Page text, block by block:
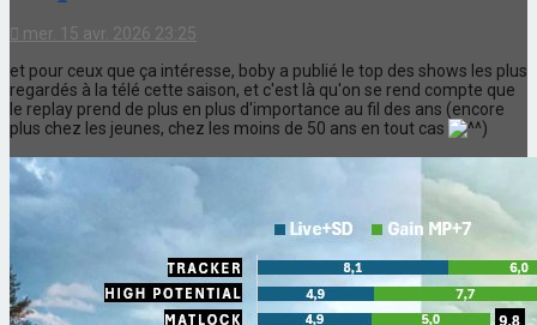
mer. 15 avr. 2026 23:25
et pour ceux que ça intéresse, boby a publié le top des shows les plus
regardés à la télé cette saison, et c'est là qu'on se rend compte que
le replay prend de plus en plus d'importance au fil des ans (encore
plus chez les jeunes, chez les moins de 50 ans en tout cas
)